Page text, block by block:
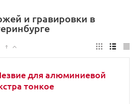
и гравировки в
для алюминиевой
тонкое